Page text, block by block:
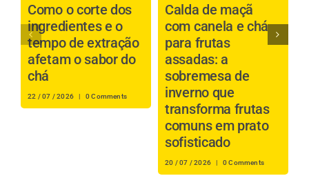
Como o corte dos
ingredientes e o
tempo de extração
afetam o sabor do
chá
22 / 07 / 2026 | 0 Comments
Calda de maçã
com canela e chá
para frutas
assadas: a
sobremesa de
inverno que
transforma frutas
comuns em prato
sofisticado
20 / 07 / 2026 | 0 Comments